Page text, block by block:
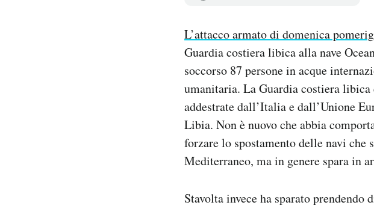
L’attacco armato di domenica
Guardia costiera libica alla nave
soccorso 87 persone in acque
umanitaria. La Guardia costiera
addestrate dall’Italia e dall’Unione
Libia. Non è nuovo che abbia
forzare lo spostamento delle navi
Mediterraneo, ma in genere spara in
Stavolta invece ha sparato